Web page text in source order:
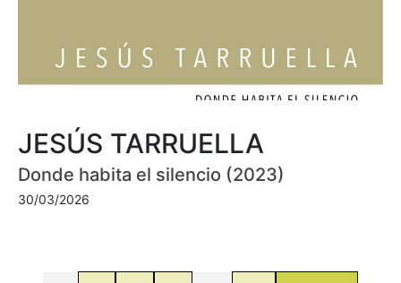
JESÚS TARRUELLA
Donde habita el silencio (2023)
30/03/2026